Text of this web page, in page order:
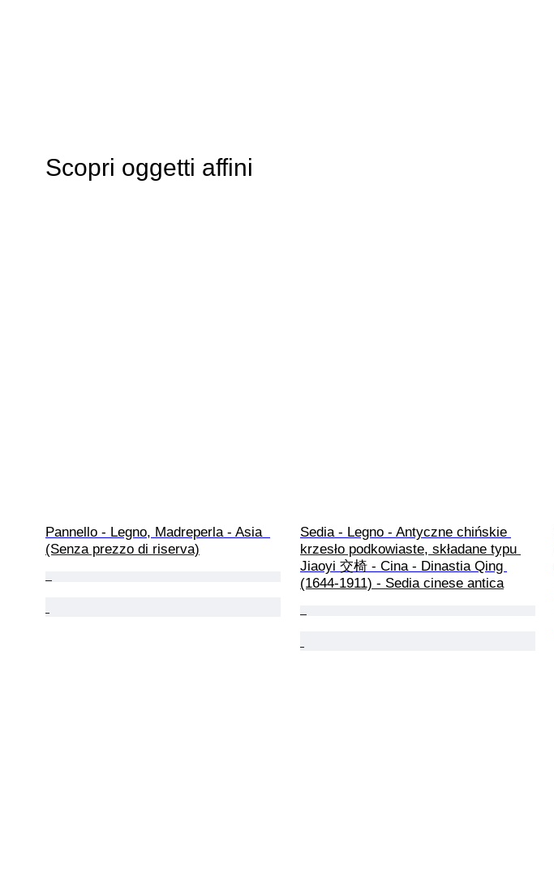
Scopri oggetti affini
Pannello - Legno, Madreperla - Asia
(Senza prezzo di riserva)
Sedia - Legno - Antyczne chińskie
krzesło podkowiaste, składane typu
Jiaoyi 交椅 - Cina - Dinastia Qing
(1644-1911) - Sedia cinese antica